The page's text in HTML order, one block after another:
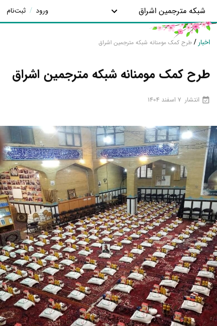
شبکه مترجمین اشراق ورود / ثبت‌نام
اخبار / طرح کمک مومنانه شبکه مترجمین اشراق
طرح کمک مومنانه شبکه مترجمین اشراق
انتشار 7 اسفند 1404